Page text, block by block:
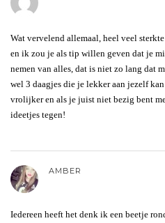
Wat vervelend allemaal, heel veel sterkte
en ik zou je als tip willen geven dat je
nemen van alles, dat is niet zo lang dat
wel 3 daagjes die je lekker aan jezelf
vrolijker en als je juist niet bezig bent
ideetjes tegen!
AMBER
Iedereen heeft het denk ik een beetje